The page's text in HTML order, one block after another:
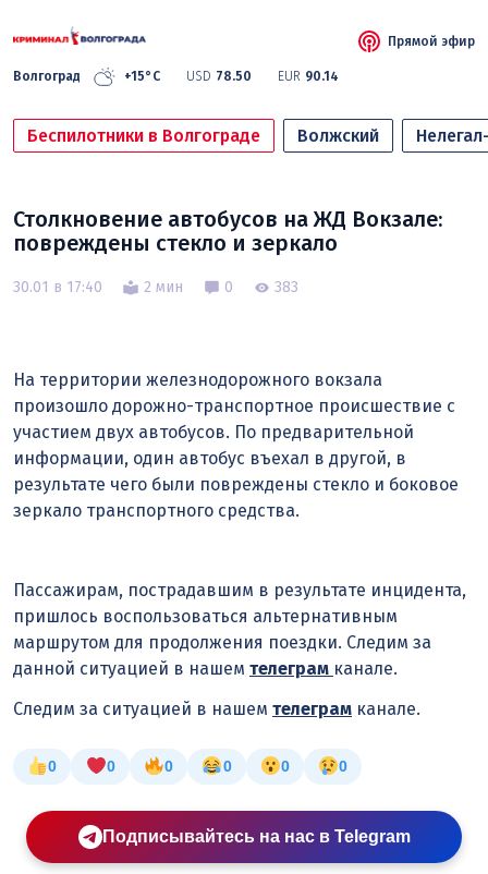
Волгоград +15°C USD 78.50 EUR 90.14
Прямой эфир
Беспилотники в Волгограде Волжский
Столкновение автобусов на ЖД Вокзале:
повреждены стекло и зеркало
30.01 в 17:40 2 мин 0 383
На территории железнодорожного вокзала
произошло дорожно-транспортное происшествие с
участием двух автобусов. По предварительной
информации, один автобус въехал в другой, в
результате чего были повреждены стекло и боковое
зеркало транспортного средства.
Пассажирам, пострадавшим в результате инцидента,
пришлось воспользоваться альтернативным
маршрутом для продолжения поездки. Следим за
данной ситуацией в нашем телеграм канале.
Следим за ситуацией в нашем телеграм канале.
0 0 0 0 0 0
Подписывайтесь на нас в Telegram